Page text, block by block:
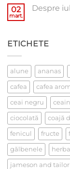
De
02
mart.
Despre
iubire,
ETICHETE
alune ananas
cafea cafea
ceai negru
ciocolată coajă
fenicul fructe
gălbenele
jameson and tailor